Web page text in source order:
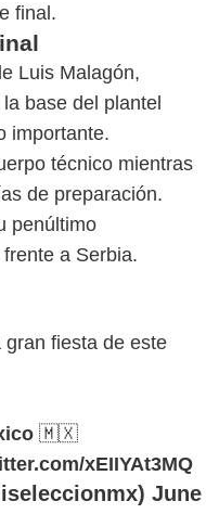
final.
Luis Malagón,
base del plantel
importante.
técnico mientras
de preparación.
penúltimo
a Serbia.
gran fiesta de este
🇲🇽
xEIIYAt3MQ
June